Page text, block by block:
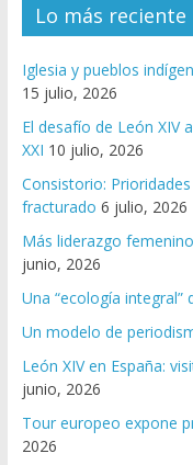
Lo más reciente
Iglesia y pueblos
15 julio, 2026
El desafío de León XIV
XXI 10 julio, 2026
Consistorio:
fracturado 6 julio, 2026
Más liderazgo
junio, 2026
Una “ecología integral”
Un modelo de
León XIV en España:
junio, 2026
Tour europeo expone
2026